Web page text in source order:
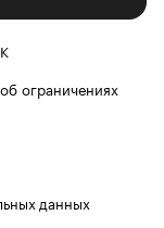
ограничениях
данных